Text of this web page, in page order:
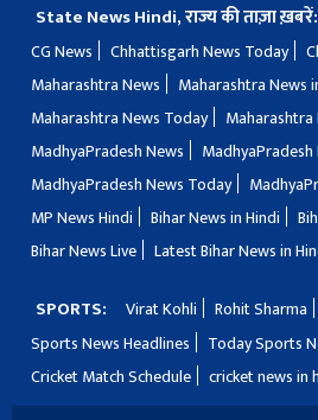
State News Hindi, राज्य की ताज़ा ख़बरें:
CG News
Chhattisgarh News Today
Maharashtra News
Maharashtra News
Maharashtra News Today
Maharashtra
MadhyaPradesh News
MadhyaPradesh News Today
MP News Hindi
Bihar News in Hindi
Bihar News Live
Latest Bihar News in
SPORTS: Virat Kohli Rohit Sharma
Sports News Headlines
Today Sports
Cricket Match Schedule
cricket news in